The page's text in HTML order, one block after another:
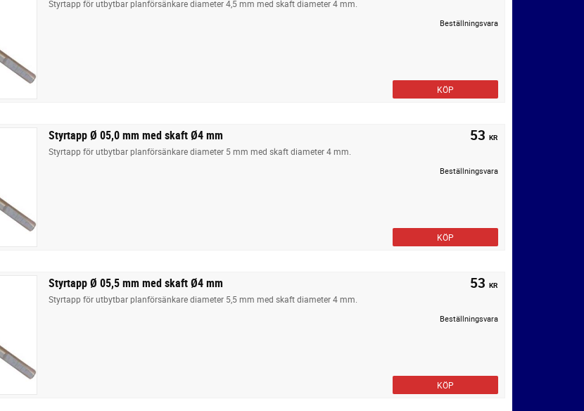
Styrtapp för utbytbar planförsänkare diameter 4,5 mm med skaft diameter 4 mm.
Beställningsvara
KÖP
Styrtapp Ø 05,0 mm med skaft Ø4 mm
Styrtapp för utbytbar planförsänkare diameter 5 mm med skaft diameter 4 mm.
53 KR
Beställningsvara
KÖP
Styrtapp Ø 05,5 mm med skaft Ø4 mm
Styrtapp för utbytbar planförsänkare diameter 5,5 mm med skaft diameter 4 mm.
53 KR
Beställningsvara
KÖP